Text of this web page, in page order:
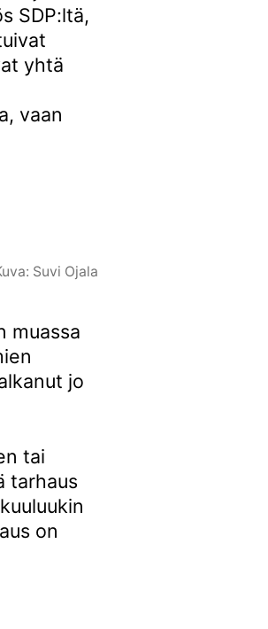
SDP:ltä,
yhtä
vaan
Suvi Ojala
muassa
jo
tai
tarhaus
on